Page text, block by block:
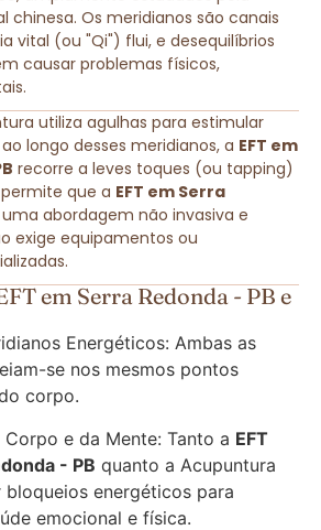
chinesa. Os meridianos são canais
vital (ou "Qi") flui, e desequilíbrios
causar problemas físicos,
utiliza agulhas para estimular
longo desses meridianos, a EFT em
recorre a leves toques (ou tapping)
que a EFT em Serra
abordagem não invasiva e
exige equipamentos ou
em Serra Redonda - PB e
Energéticos: Ambas as
se nos mesmos pontos
corpo.
e da Mente: Tanto a EFT
- PB quanto a Acupuntura
bloqueios energéticos para
emocional e física.